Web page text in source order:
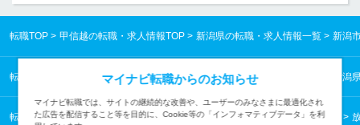
転職TOP 甲信越の転職・求人情報TOP 新潟県の転職・求人情報一覧 新潟
転職TOP 甲信越の転職・求人情報TOP 新潟県の転職・求人情報一覧 新潟
転職TOP クリエイティブから探す クリエイティブの転職・求人情報一覧
マイナビ転職からのお知らせ
マイナビ転職では、サイトの継続的な改善や、ユーザーのみなさまに最適化され
た広告を配信すること等を目的に、Cookie等の「インフォマティブデータ」を利